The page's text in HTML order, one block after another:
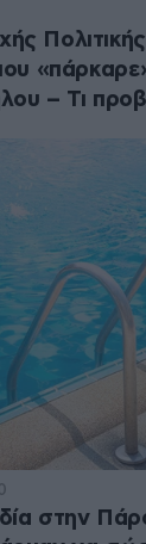
– Τι
στην